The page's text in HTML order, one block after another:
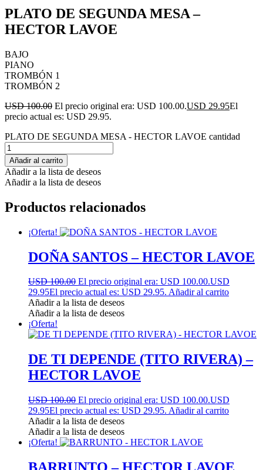
PLATO DE SEGUNDA MESA –
HECTOR LAVOE
BAJO
PIANO
TROMBÓN 1
TROMBÓN 2
USD 100.00 El precio original era: USD 100.00.USD 29.95El
precio actual es: USD 29.95.
PLATO DE SEGUNDA MESA - HECTOR LAVOE cantidad
Añadir al carrito
Añadir a la lista de deseos
Añadir a la lista de deseos
Productos relacionados
¡Oferta!
DOÑA SANTOS – HECTOR LAVOE
USD 100.00 El precio original era: USD 100.00.USD
29.95El precio actual es: USD 29.95. Añadir al carrito
Añadir a la lista de deseos
Añadir a la lista de deseos
¡Oferta!
DE TI DEPENDE (TITO RIVERA) –
HECTOR LAVOE
USD 100.00 El precio original era: USD 100.00.USD
29.95El precio actual es: USD 29.95. Añadir al carrito
Añadir a la lista de deseos
Añadir a la lista de deseos
¡Oferta!